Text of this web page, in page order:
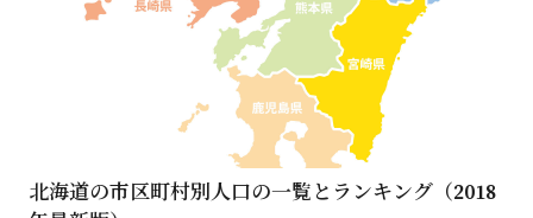
北海道の市区町村別人口の一覧とランキング（2018